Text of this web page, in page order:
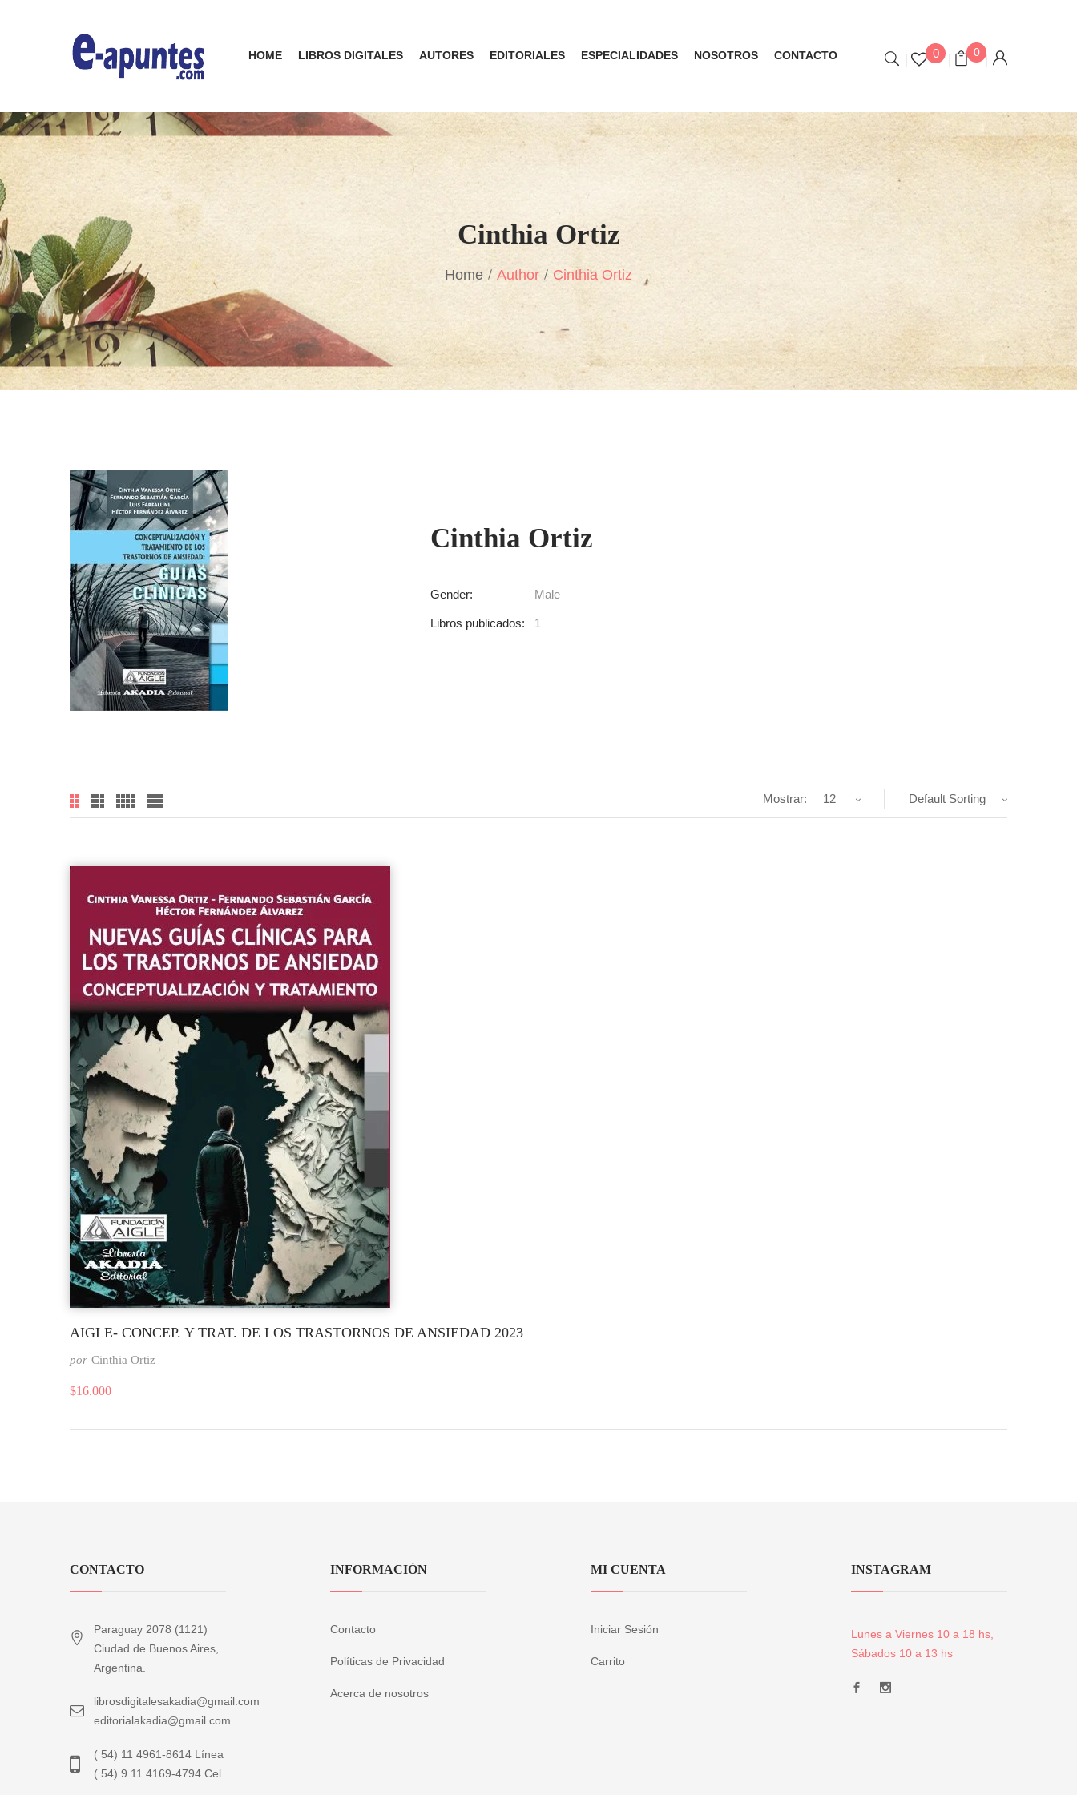
HOME LIBROS DIGITALES AUTORES EDITORIALES ESPECIALIDADES NOSOTROS CONTACTO 0 0
Cinthia Ortiz
Home Author Cinthia Ortiz
Cinthia Ortiz
Gender: Male
Libros publicados: 1
Default Sorting
Mostrar: 12
AIGLE- CONCEP. Y TRAT. DE LOS TRASTORNOS DE ANSIEDAD 2023
por Cinthia Ortiz
$16.000
CONTACTO
Paraguay 2078 (1121)
Ciudad de Buenos Aires,
Argentina.
librosdigitalesakadia@gmail.com
editorialakadia@gmail.com
( 54) 11 4961-8614 Línea
( 54) 9 11 4169-4794 Cel.
INFORMACIÓN
Contacto
Políticas de Privacidad
Acerca de nosotros
MI CUENTA
Iniciar Sesión
Carrito
INSTAGRAM
Lunes a Viernes 10 a 18 hs,
Sábados 10 a 13 hs